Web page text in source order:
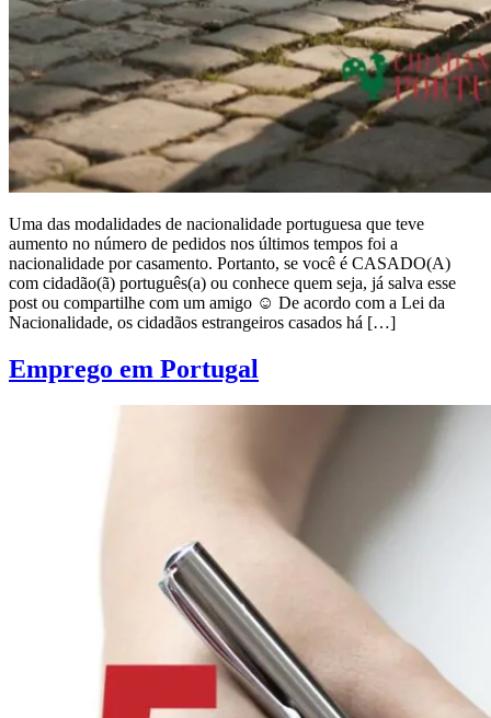
Uma das modalidades de nacionalidade portuguesa que teve
aumento no número de pedidos nos últimos tempos foi a
nacionalidade por casamento. Portanto, se você é CASADO(A)
com cidadão(ã) português(a) ou conhece quem seja, já salva esse
post ou compartilhe com um amigo ☺️ De acordo com a Lei da
Nacionalidade, os cidadãos estrangeiros casados há […]
Emprego em Portugal